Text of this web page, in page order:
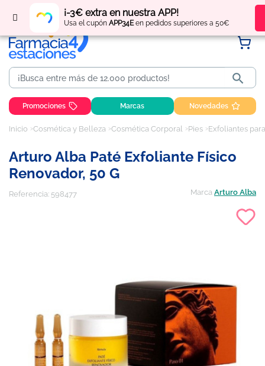
¡-3€ extra en nuestra APP!
Usa el cupón APP34Een pedidos superiores a 50€
Regístratey obtén puntos por tus compras

Promociones Marcas Novedades
Inicio Cosmética y Belleza Cosmética Corporal Pies Exfoliantes
Arturo Alba Paté Exfoliante Físico
Renovador, 50 G
Referencia: 598477 Marca Arturo Alba